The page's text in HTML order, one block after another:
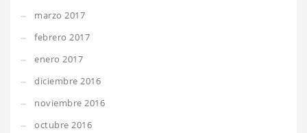
marzo 2017
febrero 2017
enero 2017
diciembre 2016
noviembre 2016
octubre 2016